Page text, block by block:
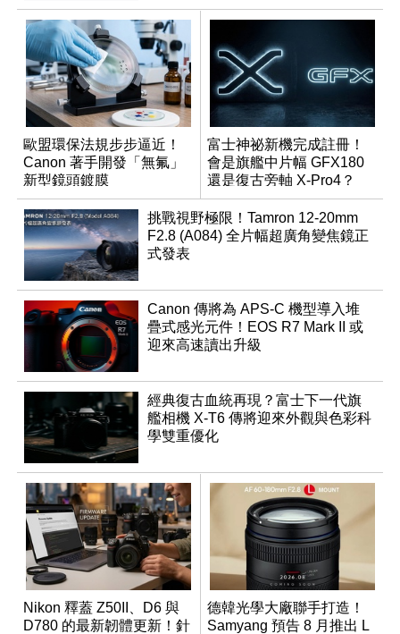
歐盟環保法規步步逼近！
Canon 著手開發「無氟」
新型鏡頭鍍膜
富士神祕新機完成註冊！
會是旗艦中片幅 GFX180
還是復古旁軸 X-Pro4？
挑戰視野極限！Tamron 12-20mm
F2.8 (A084) 全片幅超廣角變焦鏡正
式發表
Canon 傳將為 APS-C 機型導入堆
疊式感光元件！EOS R7 Mark II 或
迎來高速讀出升級
經典復古血統再現？富士下一代旗
艦相機 X-T6 傳將迎來外觀與色彩科
學雙重優化
Nikon 釋蓋 Z50II、D6 與
D780 的最新韌體更新！針
德韓光學大廠聯手打造！
Samyang 預告 8 月推出 L